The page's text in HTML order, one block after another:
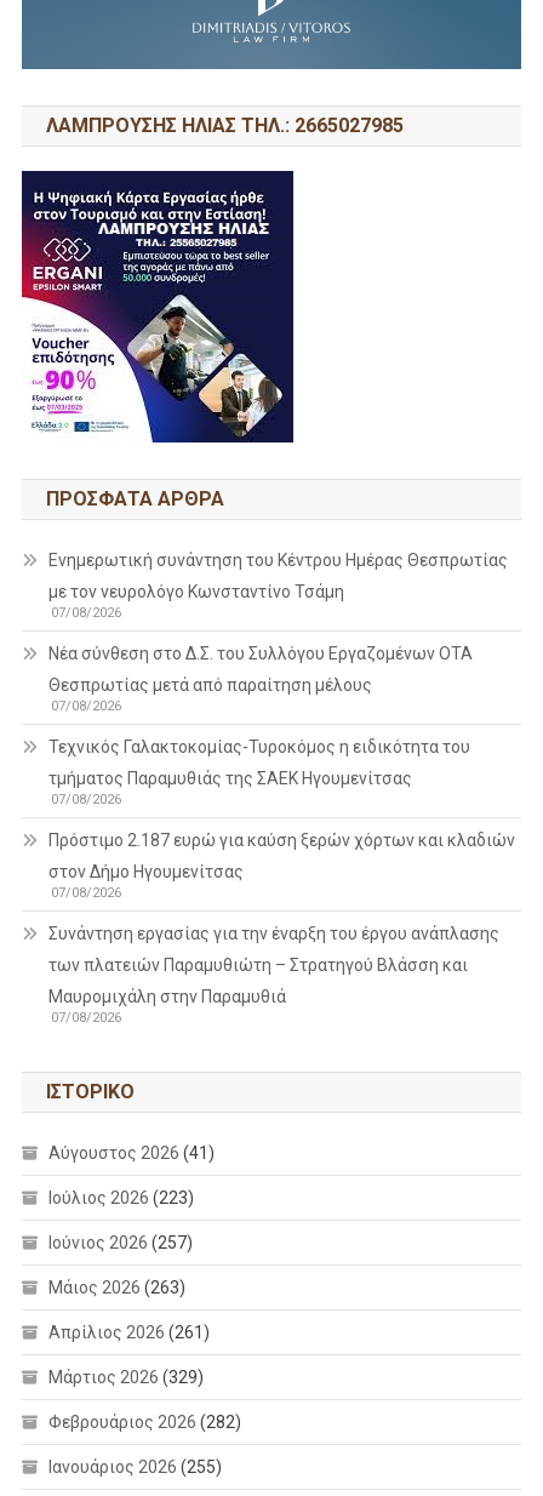
ΛΑΜΠΡΟΥΣΗΣ ΗΛΙΑΣ ΤΗΛ.: 2665027985
ΠΡΌΣΦΑΤΑ ΆΡΘΡΑ
Ενημερωτική συνάντηση του Κέντρου Ημέρας Θεσπρωτίας
με τον νευρολόγο Κωνσταντίνο Τσάμη
07/08/2026
Νέα σύνθεση στο Δ.Σ. του Συλλόγου Εργαζομένων ΟΤΑ
Θεσπρωτίας μετά από παραίτηση μέλους
07/08/2026
Τεχνικός Γαλακτοκομίας-Τυροκόμος η ειδικότητα του
τμήματος Παραμυθιάς της ΣΑΕΚ Ηγουμενίτσας
07/08/2026
Πρόστιμο 2.187 ευρώ για καύση ξερών χόρτων και κλαδιών
στον Δήμο Ηγουμενίτσας
07/08/2026
Συνάντηση εργασίας για την έναρξη του έργου ανάπλασης
των πλατειών Παραμυθιώτη – Στρατηγού Βλάσση και
Μαυρομιχάλη στην Παραμυθιά
07/08/2026
ΙΣΤΟΡΙΚΌ
Αύγουστος 2026 (41)
Ιούλιος 2026 (223)
Ιούνιος 2026 (257)
Μάιος 2026 (263)
Απρίλιος 2026 (261)
Μάρτιος 2026 (329)
Φεβρουάριος 2026 (282)
Ιανουάριος 2026 (255)